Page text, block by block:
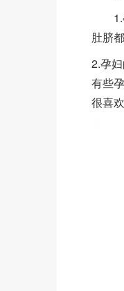
1.孕
肚脐
2.孕
有些
很喜